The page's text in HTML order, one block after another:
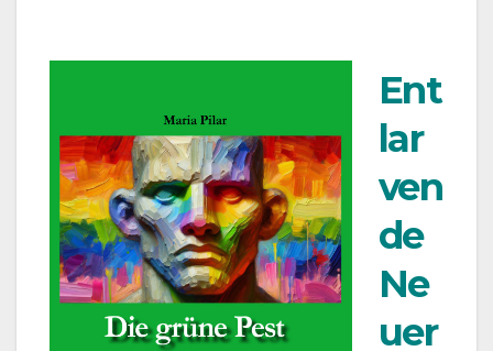
Ent
lar
ven
de
Ne
uer